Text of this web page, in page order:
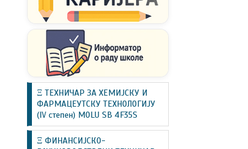
Ξ ТЕХНИЧАР ЗА ХЕМИЈСКУ И
ФАРМАЦЕУТСКУ ТЕХНОЛОГИЈУ
(IV степен) MOLU SB 4F35S
Ξ ФИНАНСИЈСКО-